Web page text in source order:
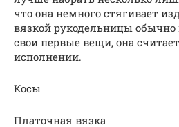
что она немного стягивает
вязкой рукодельницы
свои первые вещи, она
исполнении.
Косы
Платочная вязка